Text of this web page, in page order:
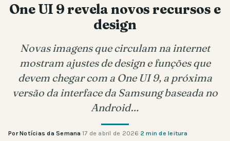
One UI 9 revela novos recursos e
design
Novas imagens que circulam na internet
mostram ajustes de design e funções que
devem chegar com a One UI 9, a próxima
versão da interface da Samsung baseada no
Android…
Por Notícias da Semana·17 de abril de 2026·2 min de leitura